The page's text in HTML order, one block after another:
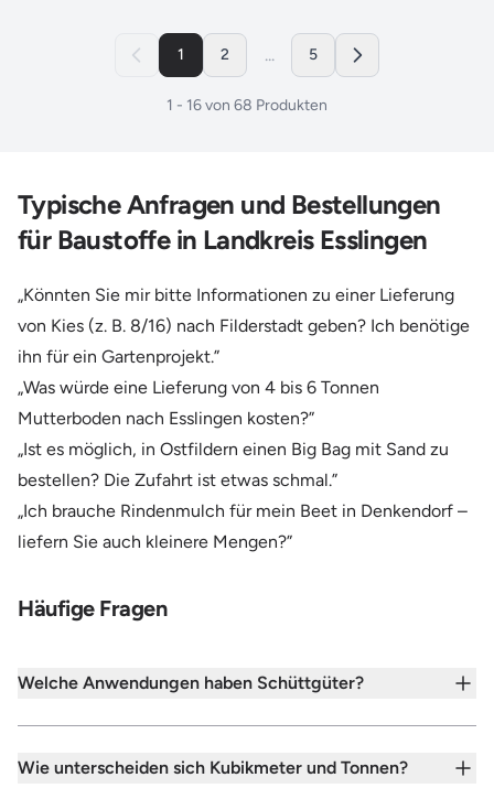
1 2 ... 5
1 - 16von 68 Produkten
Typische Anfragen und Bestellungen
für Baustoffe in Landkreis Esslingen
„Könnten Sie mir bitte Informationen zu einer Lieferung
von Kies (z. B. 8/16) nach Filderstadt geben? Ich benötige
ihn für ein Gartenprojekt.”
„Was würde eine Lieferung von 4 bis 6 Tonnen
Mutterboden nach Esslingen kosten?”
„Ist es möglich, in Ostfildern einen Big Bag mit Sand zu
bestellen? Die Zufahrt ist etwas schmal.”
„Ich brauche Rindenmulch für mein Beet in Denkendorf –
liefern Sie auch kleinere Mengen?”
Häufige Fragen
Welche Anwendungen haben Schüttgüter?
Wie unterscheiden sich Kubikmeter und Tonnen?